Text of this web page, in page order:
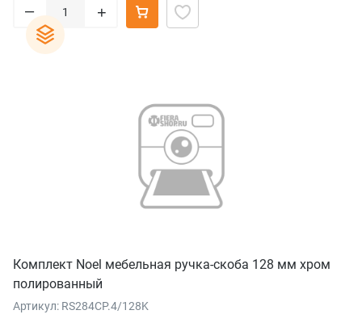
– +
Комплект Noel мебельная ручка-скоба 128 мм хром
полированный
Артикул: RS284CP.4/128K